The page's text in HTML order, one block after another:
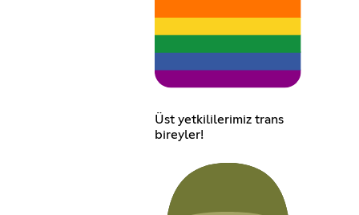
Üst yetkililerimiz trans
bireyler!